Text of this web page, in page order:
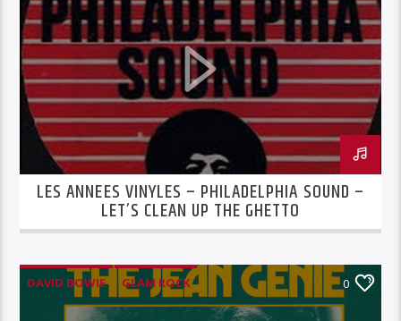
PHILADELPHIA SOUND
LES ANNEES VINYLES – PHILADELPHIA SOUND –
LET’S CLEAN UP THE GHETTO
DAVID BOWIE
GLAM ROCK
LES ANNÉES VINYLES
0